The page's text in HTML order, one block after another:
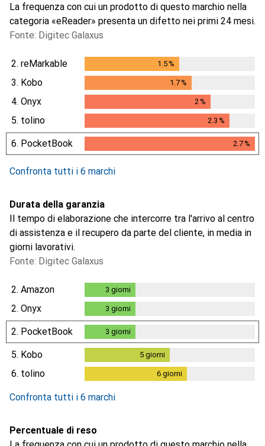
La frequenza con cui un prodotto di questo marchio nella
categoria «eReader» presenta un difetto nei primi 24 mesi.
Fonte: Digitec Galaxus
2. reMarkable 1.5%
3. Kobo 1.7%
4. Onyx 2 %
5. tolino 2.3 %
2.3%
6. PocketBook 2.7%
2.7%
Confronta tutti i 6 marchi
Durata della garanzia
Il tempo di elaborazione che intercorre tra l'arrivo al centro
di assistenza e il recupero da parte del cliente, in media in
giorni lavorativi.
Fonte: Digitec Galaxus
2. Amazon 3 giorni
2. Onyx 3 giorni
2. PocketBook 3 giorni
5. Kobo 5giorni
6. tolino 6giorni
Confronta tutti i 6 marchi
Percentuale di reso